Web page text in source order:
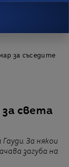
за съседите
за света
За някои
загуба на